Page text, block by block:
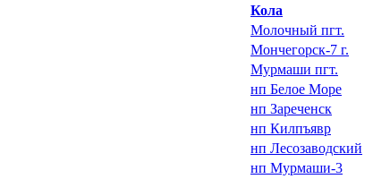
Кола
Молочный пгт.
Мончегорск-7 г.
Мурмаши пгт.
нп Белое Море
нп Зареченск
нп Килпъявр
нп Лесозаводский
нп Мурмаши-3